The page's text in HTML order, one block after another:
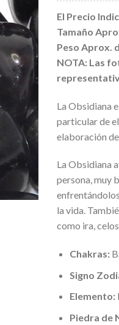
El Precio
Tamaño
Peso Aprox.
NOTA: Las
La Obsidiana
particular de
elaboración
La Obsidiana
persona, muy
la vida.
como ira,
Chakras:
Signo
Elemento:
Piedra de